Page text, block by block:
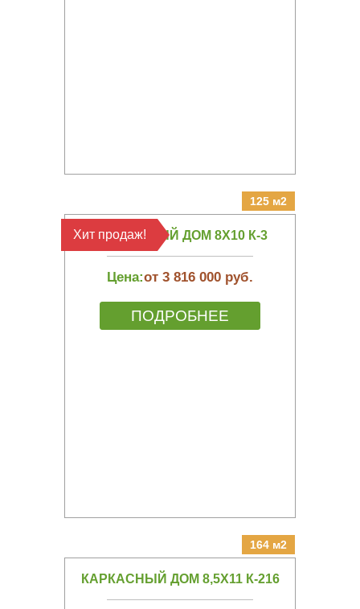
125 м2
КАРКАСНЫЙ ДОМ 8Х10 К-3
Цена:от 3 816 000 руб.
ПОДРОБНЕЕ
Хит продаж!
164 м2
КАРКАСНЫЙ ДОМ 8,5Х11 К-216